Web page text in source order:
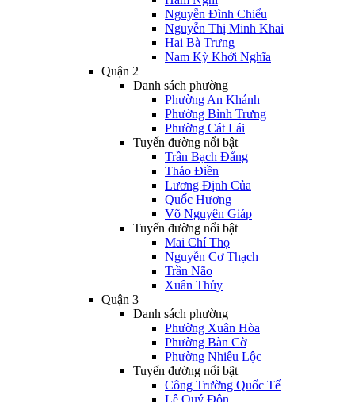
Nguyễn Đình Chiểu
Nguyễn Thị Minh Khai
Hai Bà Trưng
Nam Kỳ Khởi Nghĩa
Quận 2
Danh sách phường
Phường An Khánh
Phường Bình Trưng
Phường Cát Lái
Tuyến đường nổi bật
Trần Bạch Đằng
Thảo Điền
Lương Định Của
Quốc Hương
Võ Nguyên Giáp
Tuyến đường nổi bật
Mai Chí Thọ
Nguyễn Cơ Thạch
Trần Não
Xuân Thủy
Quận 3
Danh sách phường
Phường Xuân Hòa
Phường Bàn Cờ
Phường Nhiêu Lộc
Tuyến đường nổi bật
Công Trường Quốc Tế
Lê Quý Đôn